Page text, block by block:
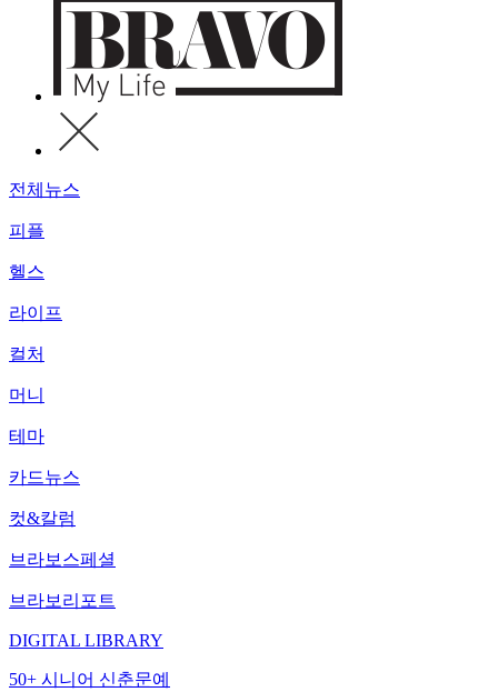
전체뉴스
피플
헬스
라이프
컬처
머니
테마
카드뉴스
컷&칼럼
브라보스페셜
브라보리포트
DIGITAL LIBRARY
50+ 시니어 신춘문예